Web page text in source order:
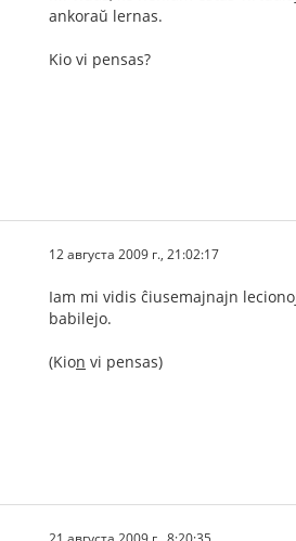
ankoraŭ lernas.
Kio vi pensas?
12 августа 2009 г., 21:02:17
Iam mi vidis ĉiusemajnajn
babilejo.
(Kion vi pensas)